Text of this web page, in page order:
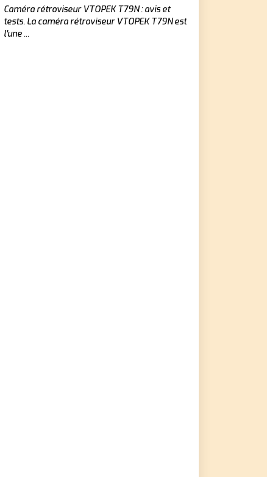
Caméra rétroviseur ‎VTOPEK T79N : avis et
tests. La caméra rétroviseur VTOPEK T79N est
l'une ...